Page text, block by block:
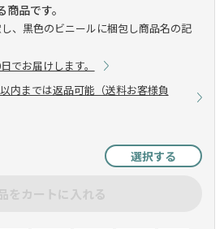
品です。
、黒色のビニールに梱包し商品名の記
でお届けします。
内までは返品可能（送料お客様負
選択する
をカートに入れる